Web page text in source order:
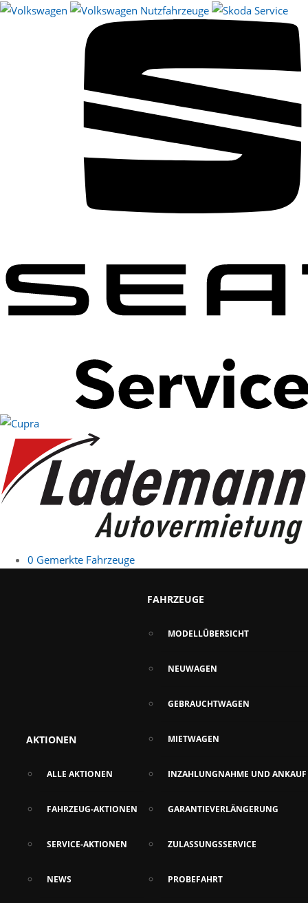
AKTIONEN
ALLE AKTIONEN
FAHRZEUG-AKTIONEN
SERVICE-AKTIONEN
NEWS
FAHRZEUGE
MODELLÜBERSICHT
NEUWAGEN
GEBRAUCHTWAGEN
MIETWAGEN
INZAHLUNGNAHME UND ANKAUF
GARANTIEVERLÄNGERUNG
ZULASSUNGSSERVICE
PROBEFAHRT
0 Gemerkte Fahrzeuge